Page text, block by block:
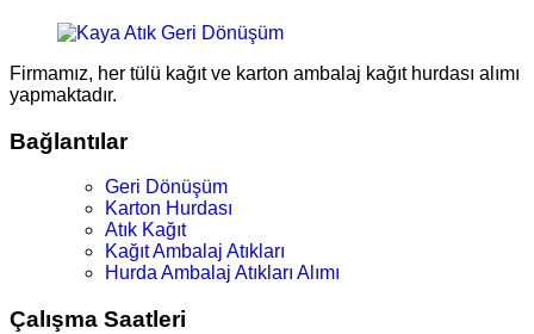
Firmamız, her tülü kağıt ve karton ambalaj kağıt hurdası alımı
yapmaktadır.
Bağlantılar
Geri Dönüşüm
Karton Hurdası
Atık Kağıt
Kağıt Ambalaj Atıkları
Hurda Ambalaj Atıkları Alımı
Çalışma Saatleri